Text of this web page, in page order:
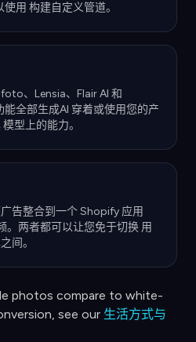
用 构建自定义管道。
、Lensia、Flair AI 和
全部生成AI 穿着或使用您的产
型上的能力。
告整合到一个 Shopify 应用
。两者都可以让您免于切换 用
间。
photos compare to white-
see our 生活方式与